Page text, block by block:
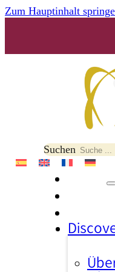
Zum Hauptinhalt
Suchen